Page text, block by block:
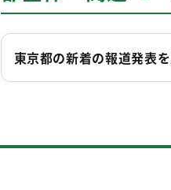
東京都の新着の報道発表